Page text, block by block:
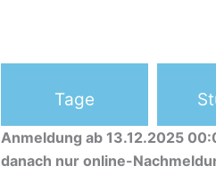
Tage
Anmeldung ab 13.12.2025
danach nur online-